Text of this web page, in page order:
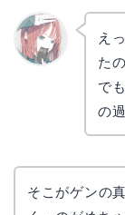
え
た
で
の
そこがゲンの